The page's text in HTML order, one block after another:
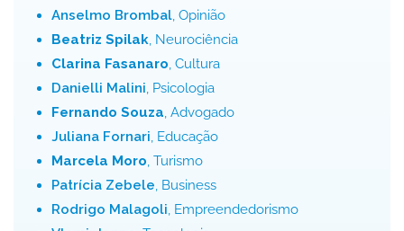
Anselmo Brombal, Opinião
Beatriz Spilak, Neurociência
Clarina Fasanaro, Cultura
Danielli Malini, Psicologia
Fernando Souza, Advogado
Juliana Fornari, Educação
Marcela Moro, Turismo
Patrícia Zebele, Business
Rodrigo Malagoli, Empreendedorismo